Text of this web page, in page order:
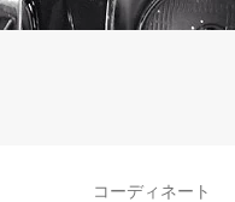
コーディネート